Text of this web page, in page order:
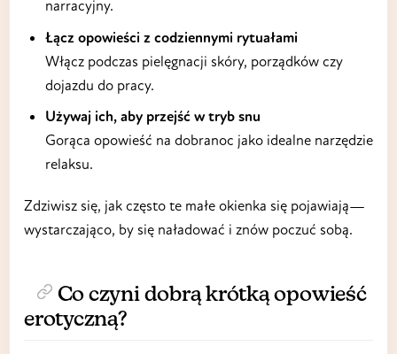
narracyjny.
Łącz opowieści z codziennymi rytuałami
Włącz podczas pielęgnacji skóry, porządków czy
dojazdu do pracy.
Używaj ich, aby przejść w tryb snu
Gorąca opowieść na dobranoc jako idealne narzędzie
relaksu.
Zdziwisz się, jak często te małe okienka się pojawiają—
wystarczająco, by się naładować i znów poczuć sobą.
Co czyni dobrą krótką opowieść
erotyczną?